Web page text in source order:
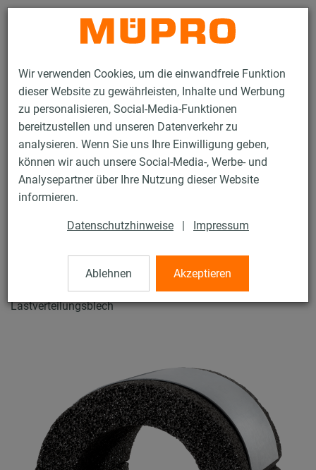
Wir verwenden Cookies, um die einwandfreie Funktion
dieser Website zu gewährleisten, Inhalte und Werbung
zu personalisieren, Social-Media-Funktionen
bereitzustellen und unseren Datenverkehr zu
analysieren. Wenn Sie uns Ihre Einwilligung geben,
können wir auch unsere Social-Media-, Werbe- und
Analysepartner über Ihre Nutzung dieser Website
informieren.
Datenschutzhinweise | Impressum
Ablehnen Akzeptieren
Kontakt
Produkte Befestigungstechnik
Rohrschellen
Foamglas-Rohrhalter
Foamglas-Rohrhalter
Foamglasschale 139,7 mm, Iso 40/150, Güte T4, mit
Lastverteilungsblech